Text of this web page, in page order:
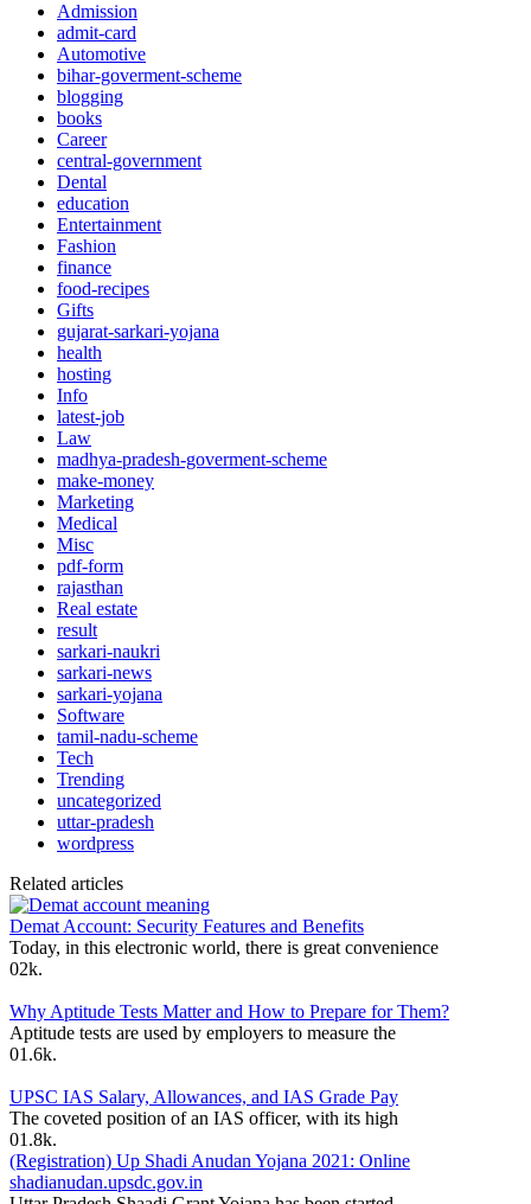
Admission
admit-card
Automotive
bihar-goverment-scheme
blogging
books
Career
central-government
Dental
education
Entertainment
Fashion
finance
food-recipes
Gifts
gujarat-sarkari-yojana
health
hosting
Info
latest-job
Law
madhya-pradesh-goverment-scheme
make-money
Marketing
Medical
Misc
pdf-form
rajasthan
Real estate
result
sarkari-naukri
sarkari-news
sarkari-yojana
Software
tamil-nadu-scheme
Tech
Trending
uncategorized
uttar-pradesh
wordpress
Related articles
Demat Account: Security Features and Benefits
Today, in this electronic world, there is great convenience
02k.
Why Aptitude Tests Matter and How to Prepare for Them?
Aptitude tests are used by employers to measure the
01.6k.
UPSC IAS Salary, Allowances, and IAS Grade Pay
The coveted position of an IAS officer, with its high
01.8k.
(Registration) Up Shadi Anudan Yojana 2021: Online
shadianudan.upsdc.gov.in